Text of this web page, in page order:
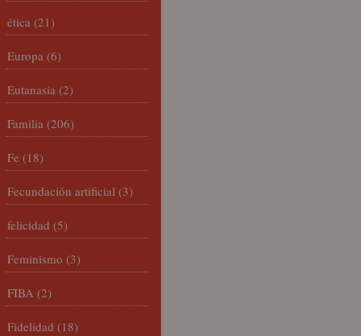
ética (21)
Europa (6)
Eutanasia (2)
Familia (206)
Fe (18)
Fecundación artificial (3)
felicidad (5)
Feminismo (3)
FIBA (2)
Fidelidad (18)